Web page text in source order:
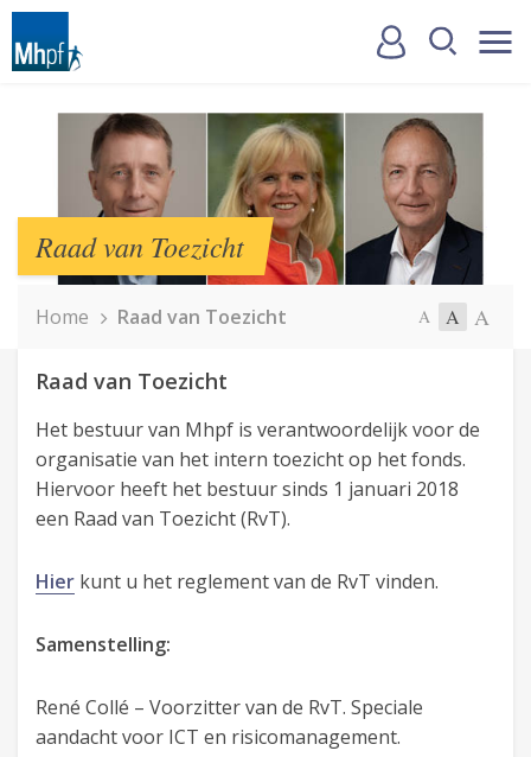
Raad van Toezicht
Home Raad van Toezicht A A A
Raad van Toezicht
Het bestuur van Mhpf is verantwoordelijk voor de
organisatie van het intern toezicht op het fonds.
Hiervoor heeft het bestuur sinds 1 januari 2018
een Raad van Toezicht (RvT).
Hier kunt u het reglement van de RvT vinden.
Samenstelling:
René Collé – Voorzitter van de RvT. Speciale
aandacht voor ICT en risicomanagement.